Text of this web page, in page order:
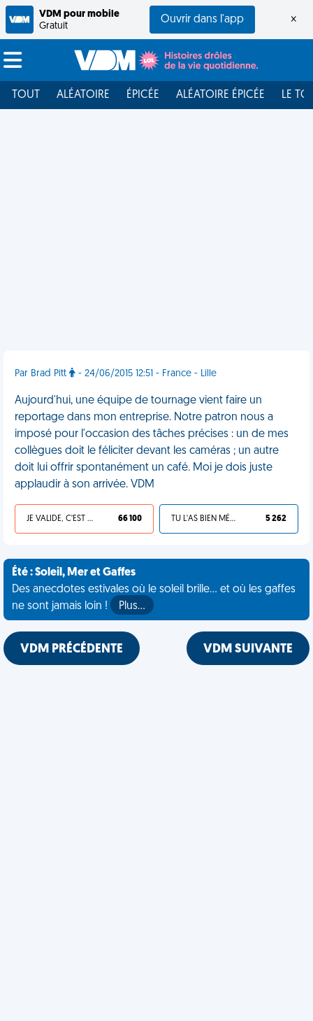
VDM pour mobile
Gratuit
Ouvrir dans l'app ×
TOUT ALÉATOIRE ÉPICÉE ALÉATOIRE ÉPICÉE LE
Par Brad Pitt - 24/06/2015 12:51 - France - Lille
Aujourd'hui, une équipe de tournage vient faire un
reportage dans mon entreprise. Notre patron nous a
imposé pour l'occasion des tâches précises : un de mes
collègues doit le féliciter devant les caméras ; un autre
doit lui offrir spontanément un café. Moi je dois juste
applaudir à son arrivée. VDM
JE VALIDE, C'EST UNE VDM 66 100 TU L'AS BIEN MÉRITÉ 5 262
Été : Soleil, Mer et Gaffes
Des anecdotes estivales où le soleil brille... et où les gaffes
ne sont jamais loin !
Plus…
VDM PRÉCÉDENTE VDM SUIVANTE